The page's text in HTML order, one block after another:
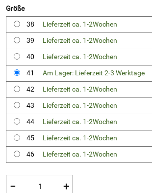
Größe
38
Lieferzeit ca. 1-2Wochen
39
Lieferzeit ca. 1-2Wochen
40
Lieferzeit ca. 1-2Wochen
41
Am Lager: Lieferzeit 2-3 Werktage
42
Lieferzeit ca. 1-2Wochen
43
Lieferzeit ca. 1-2Wochen
44
Lieferzeit ca. 1-2Wochen
45
Lieferzeit ca. 1-2Wochen
46
Lieferzeit ca. 1-2Wochen
− +